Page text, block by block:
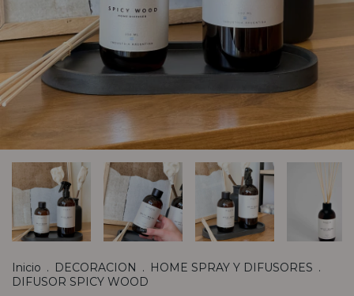
Inicio . DECORACION . HOME SPRAY Y DIFUSORES .
DIFUSOR SPICY WOOD